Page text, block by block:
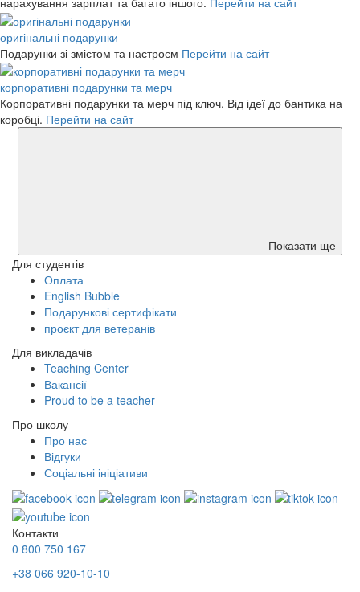
оригінальні подарунки
Подарунки зі змістом та настроєм Перейти на сайт
корпоративні подарунки та мерч
Корпоративні подарунки та мерч під ключ. Від ідеї до бантика на
коробці. Перейти на сайт
Показати ще
Для студентів
Оплата
English Bubble
Подарункові сертифікати
проєкт для ветеранів
Для викладачів
Teaching Center
Вакансії
Proud to be a teacher
Про школу
Про нас
Відгуки
Соціальні ініціативи
Контакти
0 800 750 167
+38 066 920-10-10